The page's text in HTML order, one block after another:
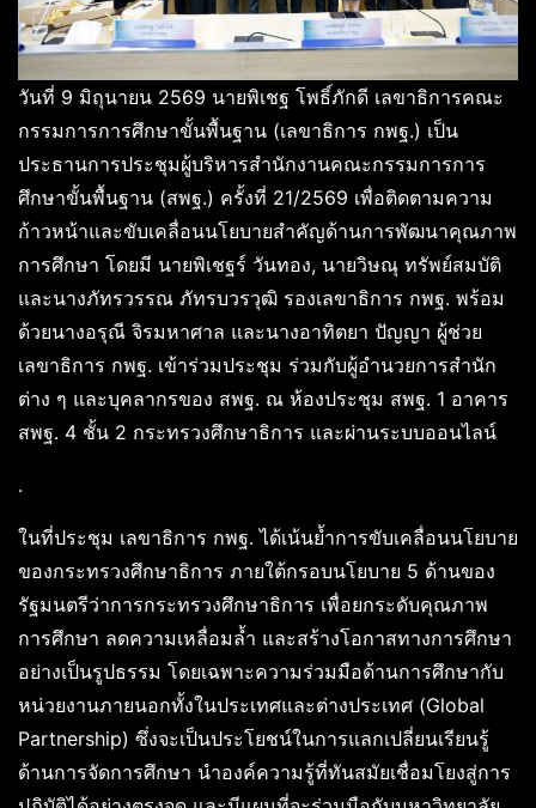
วันที่ 9 มิถุนายน 2569 นายพิเชฐ โพธิ์ภักดี เลขาธิการคณะ
กรรมการการศึกษาขั้นพื้นฐาน (เลขาธิการ กพฐ.) เป็น
ประธานการประชุมผู้บริหารสำนักงานคณะกรรมการการ
ศึกษาขั้นพื้นฐาน (สพฐ.) ครั้งที่ 21/2569 เพื่อติดตามความ
ก้าวหน้าและขับเคลื่อนนโยบายสำคัญด้านการพัฒนาคุณภาพ
การศึกษา โดยมี นายพิเชฐร์ วันทอง, นายวิษณุ ทรัพย์สมบัติ
และนางภัทรวรรณ ภัทรบวรวุฒิ รองเลขาธิการ กพฐ. พร้อม
ด้วยนางอรุณี จิรมหาศาล และนางอาทิตยา ปัญญา ผู้ช่วย
เลขาธิการ กพฐ. เข้าร่วมประชุม ร่วมกับผู้อำนวยการสำนัก
ต่าง ๆ และบุคลากรของ สพฐ. ณ ห้องประชุม สพฐ. 1 อาคาร
สพฐ. 4 ชั้น 2 กระทรวงศึกษาธิการ และผ่านระบบออนไลน์
.
ในที่ประชุม เลขาธิการ กพฐ. ได้เน้นย้ำการขับเคลื่อนนโยบาย
ของกระทรวงศึกษาธิการ ภายใต้กรอบนโยบาย 5 ด้านของ
รัฐมนตรีว่าการกระทรวงศึกษาธิการ เพื่อยกระดับคุณภาพ
การศึกษา ลดความเหลื่อมล้ำ และสร้างโอกาสทางการศึกษา
อย่างเป็นรูปธรรม โดยเฉพาะความร่วมมือด้านการศึกษากับ
หน่วยงานภายนอกทั้งในประเทศและต่างประเทศ (Global
Partnership) ซึ่งจะเป็นประโยชน์ในการแลกเปลี่ยนเรียนรู้
ด้านการจัดการศึกษา นำองค์ความรู้ที่ทันสมัยเชื่อมโยงสู่การ